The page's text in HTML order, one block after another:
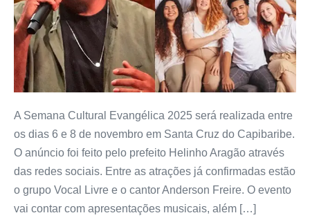
A Semana Cultural Evangélica 2025 será realizada entre
os dias 6 e 8 de novembro em Santa Cruz do Capibaribe.
O anúncio foi feito pelo prefeito Helinho Aragão através
das redes sociais. Entre as atrações já confirmadas estão
o grupo Vocal Livre e o cantor Anderson Freire. O evento
vai contar com apresentações musicais, além […]